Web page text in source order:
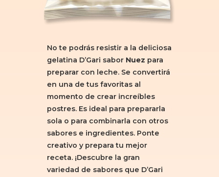
No te podrás resistir a la deliciosa
gelatina D’Gari sabor Nuez para
preparar con leche. Se convertirá
en una de tus favoritas al
momento de crear increíbles
postres. Es ideal para prepararla
sola o para combinarla con otros
sabores e ingredientes. Ponte
creativo y prepara tu mejor
receta. ¡Descubre la gran
variedad de sabores que D’Gari